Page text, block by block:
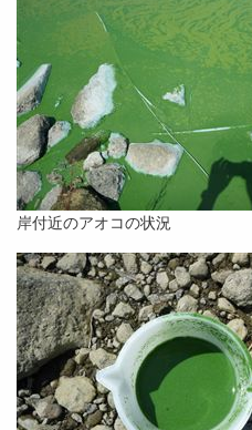
岸付近のアオコの状況